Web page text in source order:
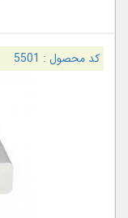
کد محصول : 5501